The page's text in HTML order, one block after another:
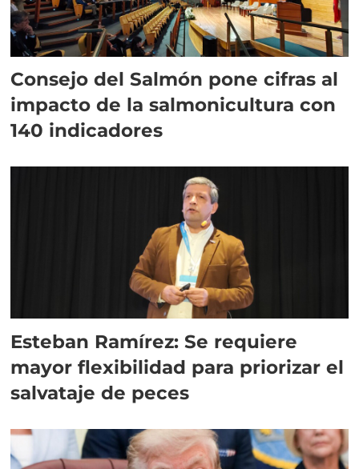
Consejo del Salmón pone cifras al
impacto de la salmonicultura con
140 indicadores
Esteban Ramírez: Se requiere
mayor flexibilidad para priorizar el
salvataje de peces